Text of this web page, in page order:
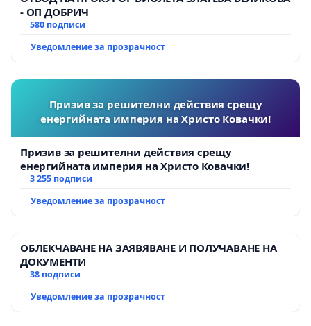
- ОП ДОБРИЧ
580 подписи
Уведомление за прозрачност
Призив за решителни действия срещу
енергийната империя на Христо Ковачки!
Призив за решителни действия срещу
енергийната империя на Христо Ковачки!
3 255 подписи
Уведомление за прозрачност
ОБЛЕКЧАВАНЕ НА ЗАЯВЯВАНЕ И ПОЛУЧАВАНЕ НА
ДОКУМЕНТИ
38 подписи
Уведомление за прозрачност